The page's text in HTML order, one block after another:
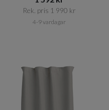
Rek. pris 1 990 kr​​
4-9 vardagar